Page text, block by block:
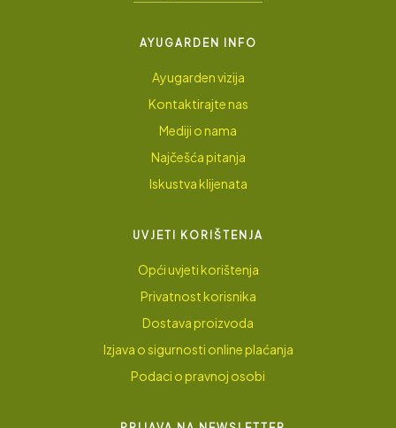
AYUGARDEN INFO
Ayugarden vizija
Kontaktirajte nas
Mediji o nama
Najčešća pitanja
Iskustva klijenata
UVJETI KORIŠTENJA
Opći uvjeti korištenja
Privatnost korisnika
Dostava proizvoda
Izjava o sigurnosti online plaćanja
Podaci o pravnoj osobi